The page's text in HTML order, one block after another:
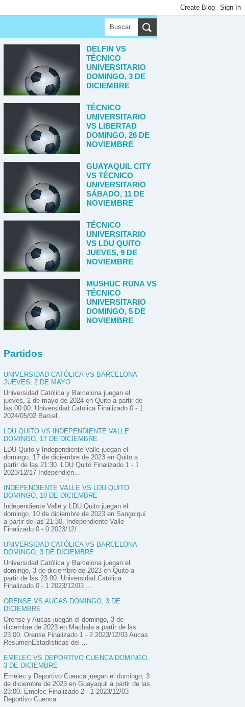
DELFIN VS
TÉCNICO
UNIVERSITARIO
DOMINGO, 3 DE
DICIEMBRE
TÉCNICO
UNIVERSITARIO
VS LIBERTAD
DOMINGO, 26 DE
NOVIEMBRE
GUAYAQUIL CITY
VS TÉCNICO
UNIVERSITARIO
SÁBADO, 11 DE
NOVIEMBRE
TÉCNICO
UNIVERSITARIO
VS LDU QUITO
JUEVES, 9 DE
NOVIEMBRE
MUSHUC RUNA VS
TÉCNICO
UNIVERSITARIO
DOMINGO, 5 DE
NOVIEMBRE
Partidos
UNIVERSIDAD CATÓLICA VS BARCELONA
JUEVES, 2 DE MAYO
Universidad Católica y Barcelona juegan el
jueves, 2 de mayo de 2024 en Quito a partir de
las 00:00. Universidad Católica Finalizado 0 - 1
2024/05/02 Barcel...
LDU QUITO VS INDEPENDIENTE VALLE
DOMINGO, 17 DE DICIEMBRE
LDU Quito y Independiente Valle juegan el
domingo, 17 de diciembre de 2023 en Quito a
partir de las 21:30. LDU Quito Finalizado 1 - 1
2023/12/17 Independien...
INDEPENDIENTE VALLE VS LDU QUITO
DOMINGO, 10 DE DICIEMBRE
Independiente Valle y LDU Quito juegan el
domingo, 10 de diciembre de 2023 en Sangolquí
a partir de las 21:30. Independiente Valle
Finalizado 0 - 0 2023/12/...
UNIVERSIDAD CATÓLICA VS BARCELONA
DOMINGO, 3 DE DICIEMBRE
Universidad Católica y Barcelona juegan el
domingo, 3 de diciembre de 2023 en Quito a
partir de las 23:00. Universidad Católica
Finalizado 0 - 1 2023/12/03 ...
ORENSE VS AUCAS DOMINGO, 3 DE
DICIEMBRE
Orense y Aucas juegan el domingo, 3 de
diciembre de 2023 en Machala a partir de las
23:00. Orense Finalizado 1 - 2 2023/12/03 Aucas
ResúmenEstadísticas del ...
EMELEC VS DEPORTIVO CUENCA DOMINGO,
3 DE DICIEMBRE
Emelec y Deportivo Cuenca juegan el domingo, 3
de diciembre de 2023 en Guayaquil a partir de las
23:00. Emelec Finalizado 2 - 1 2023/12/03
Deportivo Cuenca ...